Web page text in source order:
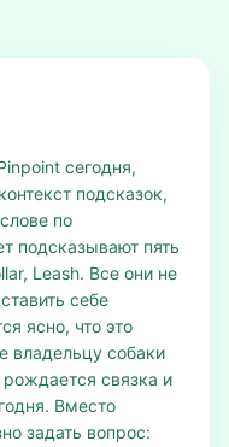
сегодня,
подсказок,
по
подсказывают пять
Leash. Все они не
себе
ясно, что это
владельцу собаки
связка и
Вместо
задать вопрос: